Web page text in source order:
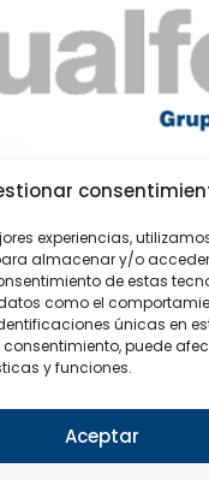
experiencias,
almacenar y/o
de estas
como el
únicas en
consentimiento, puede
y funciones.
Aceptar